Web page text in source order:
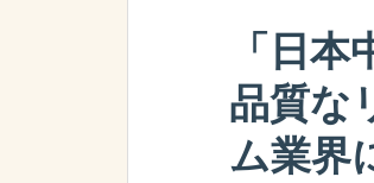
「日
品質な
ム業界